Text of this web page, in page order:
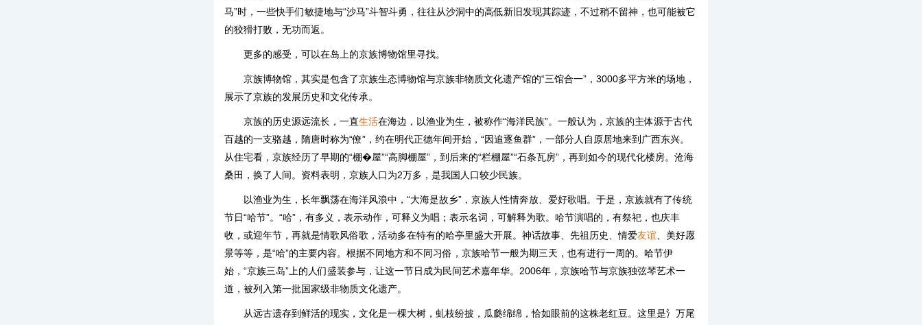
马”时，一些快手们敏捷地与“沙马”斗智斗勇，往往从沙洞中的高低新旧发现其踪迹，不过稍不留神，也可能被它
的狡猾打败，无功而返。
更多的感受，可以在岛上的京族博物馆里寻找。
京族博物馆，其实是包含了京族生态博物馆与京族非物质文化遗产馆的“三馆合一”，3000多平方米的场地，
展示了京族的发展历史和文化传承。
京族的历史源远流长，一直生活在海边，以渔业为生，被称作“海洋民族”。一般认为，京族的主体源于古代
百越的一支骆越，隋唐时称为“僚”，约在明代正德年间开始，“因追逐鱼群”，一部分人自原居地来到广西东兴。
从住宅看，京族经历了早期的“棚�屋”“高脚棚屋”，到后来的“栏棚屋”“石条瓦房”，再到如今的现代化楼房。沧海
桑田，换了人间。资料表明，京族人口为2万多，是我国人口较少民族。
以渔业为生，长年飘荡在海洋风浪中，“大海是故乡”，京族人性情奔放、爱好歌唱。于是，京族就有了传统
节日“哈节”。“哈”，有多义，表示动作，可释义为唱；表示名词，可解释为歌。哈节演唱的，有祭祀，也庆丰
收，或迎年节，再就是情歌风俗歌，活动多在特有的哈亭里盛大开展。神话故事、先祖历史、情爱友谊 、美好愿
景等等，是“哈”的主要内容。根据不同地方和不同习俗，京族哈节一般为期三天，也有进行一周的。哈节伊
始，“京族三岛”上的人们盛装参与，让这一节日成为民间艺术嘉年华。2006年，京族哈节与京族独弦琴艺术一
道，被列入第一批国家级非物质文化遗产。
从远古遗存到鲜活的现实，文化是一棵大树，虬枝纷披，瓜瓞绵绵，恰如眼前的这株老红豆。这里是氵万尾